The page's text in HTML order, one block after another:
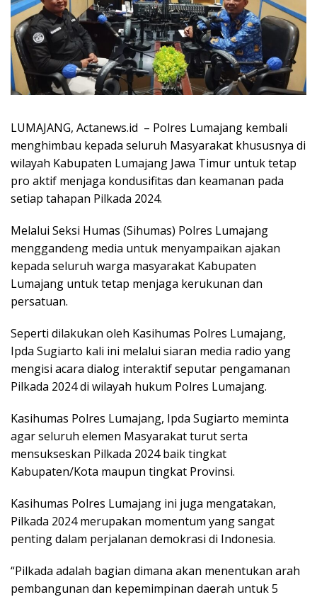
LUMAJANG, Actanews.id – Polres Lumajang kembali
menghimbau kepada seluruh Masyarakat khususnya di
wilayah Kabupaten Lumajang Jawa Timur untuk tetap
pro aktif menjaga kondusifitas dan keamanan pada
setiap tahapan Pilkada 2024.
Melalui Seksi Humas (Sihumas) Polres Lumajang
menggandeng media untuk menyampaikan ajakan
kepada seluruh warga masyarakat Kabupaten
Lumajang untuk tetap menjaga kerukunan dan
persatuan.
Seperti dilakukan oleh Kasihumas Polres Lumajang,
Ipda Sugiarto kali ini melalui siaran media radio yang
mengisi acara dialog interaktif seputar pengamanan
Pilkada 2024 di wilayah hukum Polres Lumajang.
Kasihumas Polres Lumajang, Ipda Sugiarto meminta
agar seluruh elemen Masyarakat turut serta
mensukseskan Pilkada 2024 baik tingkat
Kabupaten/Kota maupun tingkat Provinsi.
Kasihumas Polres Lumajang ini juga mengatakan,
Pilkada 2024 merupakan momentum yang sangat
penting dalam perjalanan demokrasi di Indonesia.
“Pilkada adalah bagian dimana akan menentukan arah
pembangunan dan kepemimpinan daerah untuk 5